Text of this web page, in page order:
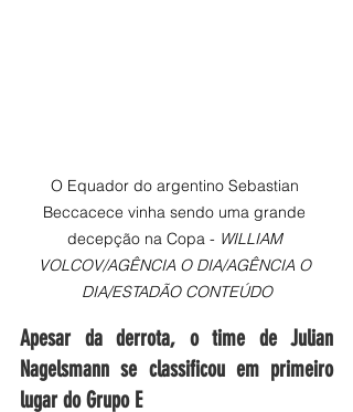
O Equador do argentino Sebastian
Beccacece vinha sendo uma grande
decepção na Copa - WILLIAM
VOLCOV/AGÊNCIA O DIA/AGÊNCIA O
DIA/ESTADÃO CONTEÚDO
Apesar da derrota, o time de Julian
Nagelsmann se classificou em primeiro
lugar do Grupo E